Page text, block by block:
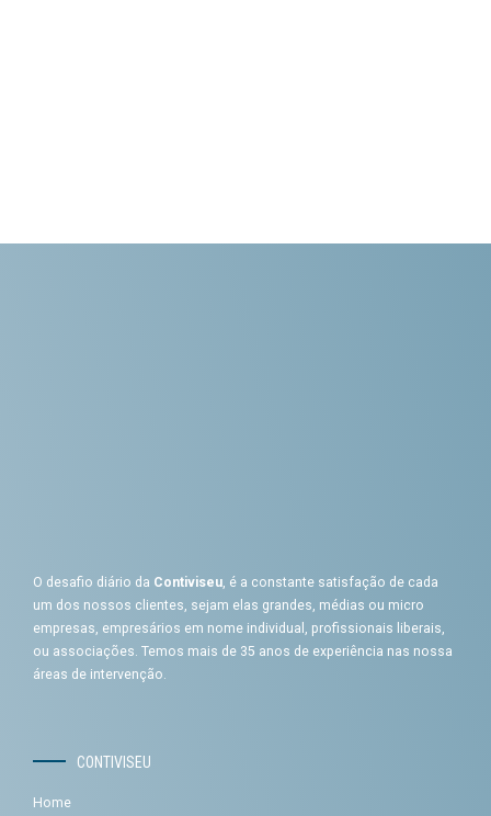
O desafio diário da Contiviseu, é a constante satisfação de cada
um dos nossos clientes, sejam elas grandes, médias ou micro
empresas, empresários em nome individual, profissionais liberais,
ou associações. Temos mais de 35 anos de experiência nas nossa
áreas de intervenção.
CONTIVISEU
Home